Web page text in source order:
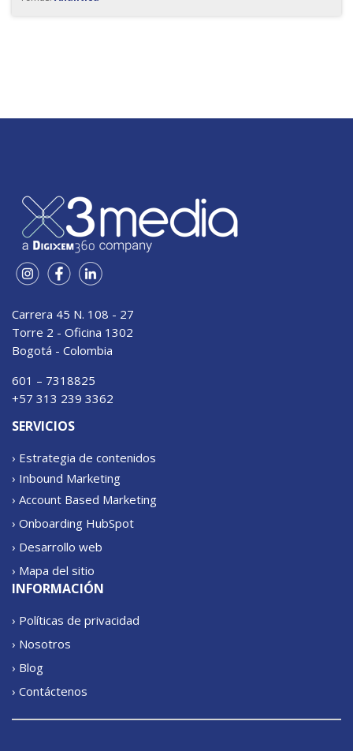
Carrera 45 N. 108 - 27
Torre 2 - Oficina 1302
Bogotá - Colombia
601 – 7318825
+57 313 239 3362
SERVICIOS
› Estrategia de contenidos
› Inbound Marketing
› Account Based Marketing
› Onboarding HubSpot
› Desarrollo web
› Mapa del sitio
INFORMACIÓN
› Políticas de privacidad
› Nosotros
› Blog
› Contáctenos